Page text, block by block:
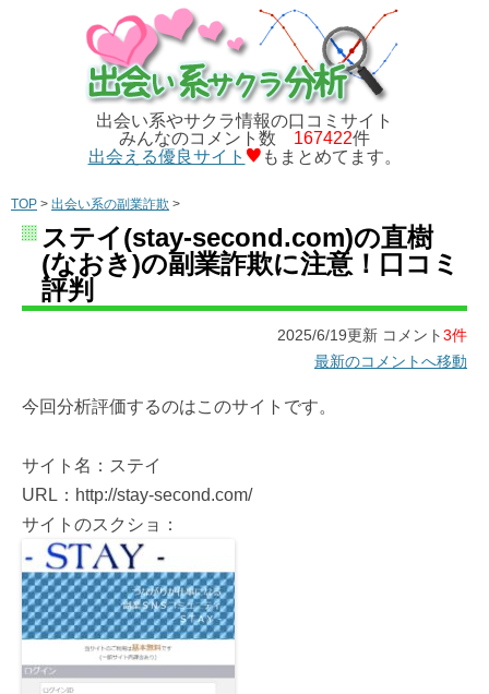
出会い系やサクラ情報の口コミサイト
みんなのコメント数 167422件
出会える優良サイト
もまとめてます。
TOP > 出会い系の副業詐欺 >
ステイ(stay-second.com)の直樹
(なおき)の副業詐欺に注意！口コミ
評判
2025/6/19更新 コメント3件
最新のコメントへ移動
今回分析評価するのはこのサイトです。
サイト名：ステイ
URL：http://stay-second.com/
サイトのスクショ：